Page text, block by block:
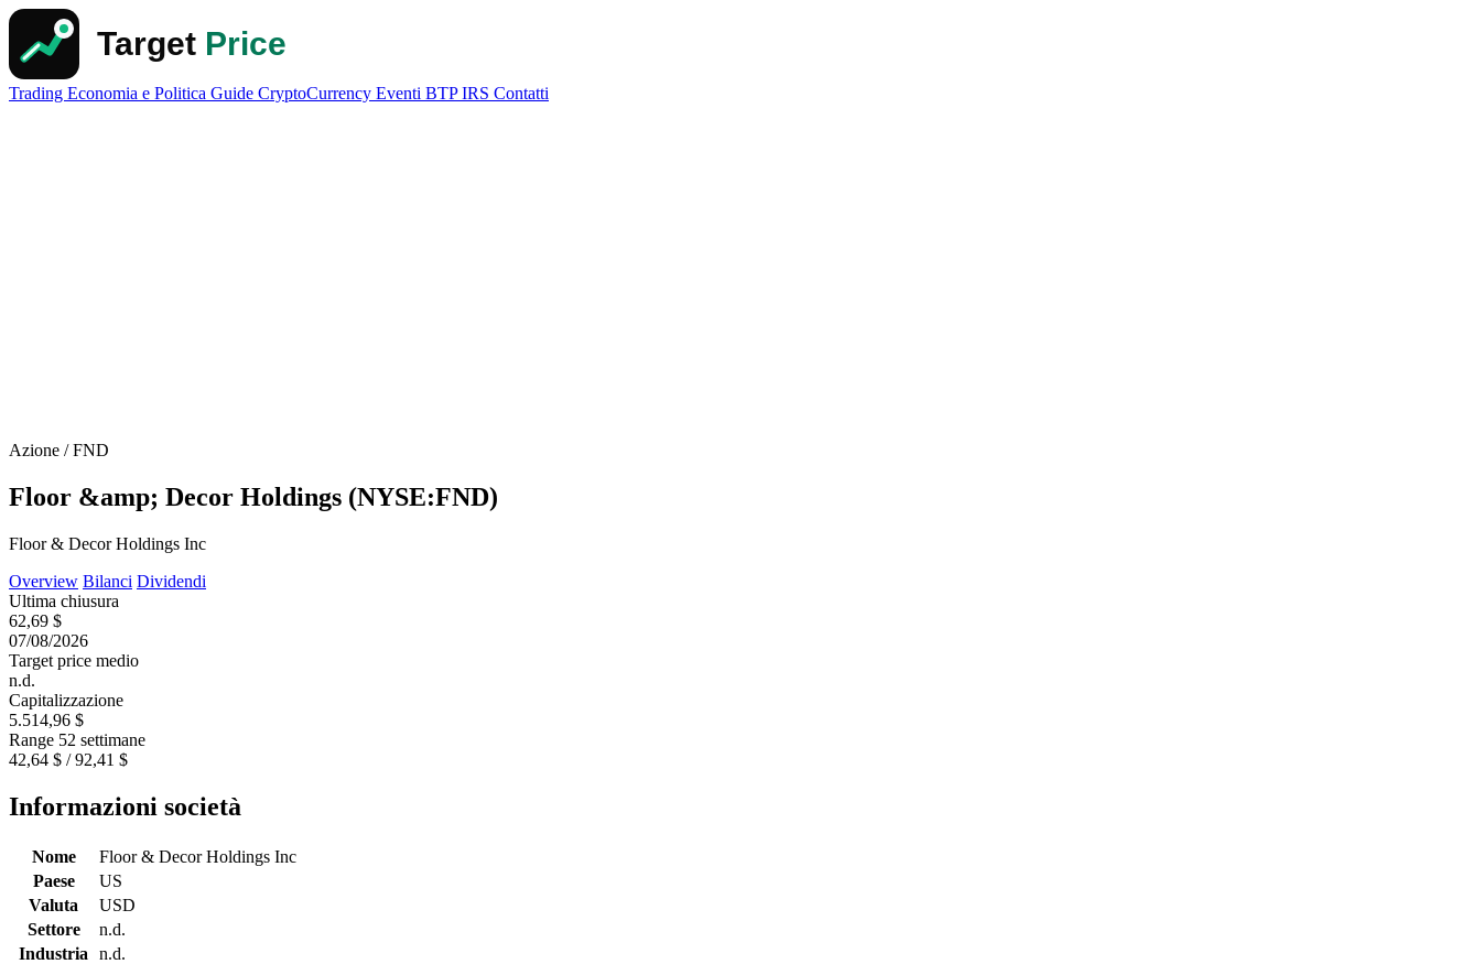
Trading Economia e Politica Guide CryptoCurrency Eventi BTPIRS Contatti
Azione / FND
Floor &amp; Decor Holdings (NYSE:FND)
Floor & Decor Holdings Inc
Overview Bilanci Dividendi
Ultima chiusura
62,69 $
07/08/2026
Target price medio
n.d.
Capitalizzazione
5.514,96 $
Range 52 settimane
42,64 $ / 92,41 $
Informazioni società
Nome
Floor & Decor Holdings Inc
Paese
US
Valuta
USD
Settore
n.d.
Industria
n.d.